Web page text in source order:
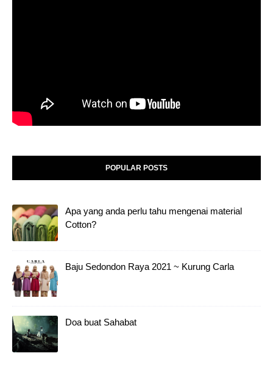
POPULAR POSTS
Apa yang anda perlu tahu mengenai material
Cotton?
Baju Sedondon Raya 2021 ~ Kurung Carla
Doa buat Sahabat